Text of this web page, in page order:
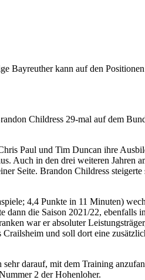
Bayreuther kann auf den
Childress 29-mal auf dem
Paul und Tim Duncan ihre
Auch in den drei weiteren Jahren
Seite. Brandon Childress
4,4 Punkte in 11 Minuten)
dann die Saison 2021/22, ebenfalls
war er absoluter
und soll dort eine
darauf, mit dem Training
2 der Hohenloher.